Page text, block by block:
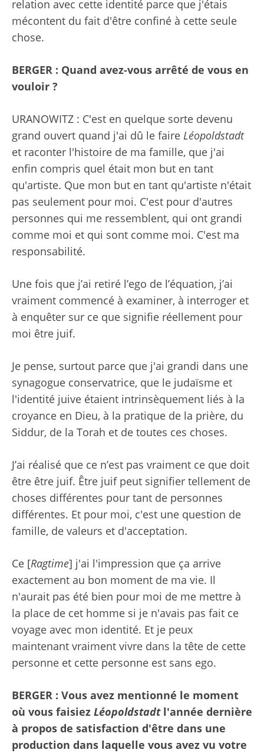
relation avec cette identité parce que j'étais
mécontent du fait d'être confiné à cette seule
chose.
BERGER : Quand avez-vous arrêté de vous en
vouloir ?
URANOWITZ : C'est en quelque sorte devenu
grand ouvert quand j'ai dû le faire Léopoldstadt
et raconter l'histoire de ma famille, que j'ai
enfin compris quel était mon but en tant
qu'artiste. Que mon but en tant qu'artiste n'était
pas seulement pour moi. C'est pour d'autres
personnes qui me ressemblent, qui ont grandi
comme moi et qui sont comme moi. C'est ma
responsabilité.
Une fois que j’ai retiré l’ego de l’équation, j’ai
vraiment commencé à examiner, à interroger et
à enquêter sur ce que signifie réellement pour
moi être juif.
Je pense, surtout parce que j'ai grandi dans une
synagogue conservatrice, que le judaïsme et
l'identité juive étaient intrinsèquement liés à la
croyance en Dieu, à la pratique de la prière, du
Siddur, de la Torah et de toutes ces choses.
J’ai réalisé que ce n’est pas vraiment ce que doit
être être juif. Être juif peut signifier tellement de
choses différentes pour tant de personnes
différentes. Et pour moi, c'est une question de
famille, de valeurs et d'acceptation.
Ce [Ragtime] j'ai l'impression que ça arrive
exactement au bon moment de ma vie. Il
n'aurait pas été bien pour moi de me mettre à
la place de cet homme si je n'avais pas fait ce
voyage avec mon identité. Et je peux
maintenant vraiment vivre dans la tête de cette
personne et cette personne est sans ego.
BERGER : Vous avez mentionné le moment
où vous faisiez Léopoldstadt l'année dernière
à propos de satisfaction d'être dans une
production dans laquelle vous avez vu votre